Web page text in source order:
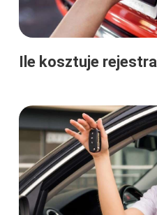
Ile kosztuje